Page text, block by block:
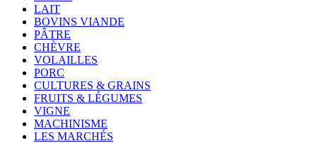
LAIT
BOVINS VIANDE
PÂTRE
CHÈVRE
VOLAILLES
PORC
CULTURES & GRAINS
FRUITS & LÉGUMES
VIGNE
MACHINISME
LES MARCHÉS